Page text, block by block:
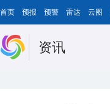
首页 预报 预警 雷达 云图
资讯